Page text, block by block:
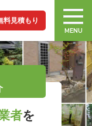
料見積もり
MENU
者を